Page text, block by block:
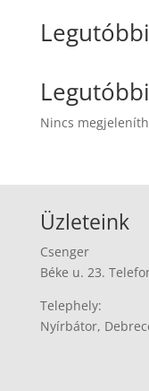
Nincs
Üzleteink
Csenger
Béke u. 23.
Telephely:
Nyírbátor,